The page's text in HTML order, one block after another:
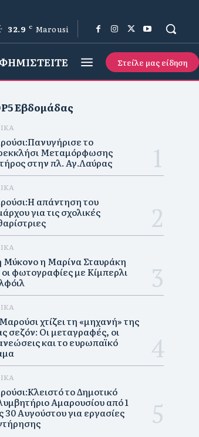
32.9 C Marousi
Στείλε μας είδηση
Εβδομάδας
το
Μεταμόρφωσης
στην πλ. Αγ.Λαύρας
απάντηση του
για τις σχολικές
Μύκονο η Μαρίνα Σταυράκη
οι φωτογραφίες με Κίμπερλι
χτίζει τη «μηχανή» της
σεζόν: Οι μεταγραφές, οι
και το ευρωπαϊκό
το Δημοτικό
Αμαρουσίου από 1
30 Αυγούστου για εργασίες